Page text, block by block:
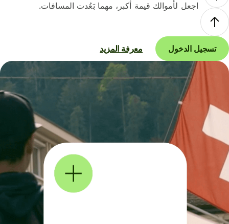
اجعل لأموالك قيمة أكبر، مهما بَعُدت المسافات.
تسجيل الدخول معرفة المزيد